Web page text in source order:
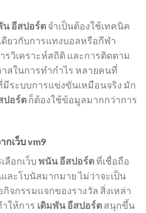
น อีสปอร์ต จำเป็นต้องใช้เทคนิค
ดียวกับการแทงบอลหรือกีฬา
วิเคราะห์สถิติ และการติดตาม
สในการทำกำไร หลายคนที่
ระบบการแข่งขันเหมือนจริง มัก
ปอร์ต ก็ต้องใช้ข้อมูลมากกว่าการ
เว็บ vm9
ลือกเว็บ พนัน อีสปอร์ตที่เชื่อถือ
ละโบนัสมากมาย ไม่ว่าจะเป็น
จกรรมแจกของรางวัล สิ่งเหล่า
ให้การ เดิมพัน อีสปอร์ต สนุกขึ้น